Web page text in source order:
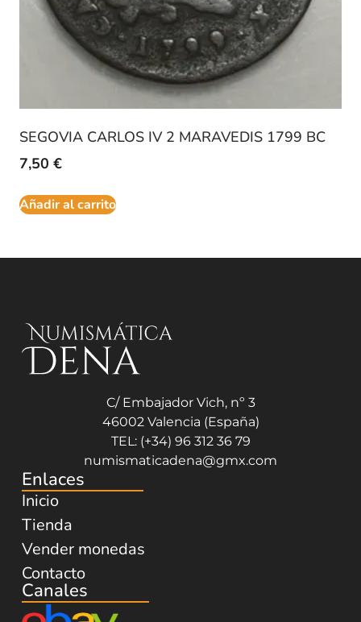
SEGOVIA CARLOS IV 2 MARAVEDIS 1799 BC
7,50 €
Añadir al carrito
C/ Embajador Vich, nº 3
46002 Valencia (España)
TEL: (+34) 96 312 36 79
numismaticadena@gmx.com
Enlaces
Inicio
Tienda
Vender monedas
Contacto
Canales